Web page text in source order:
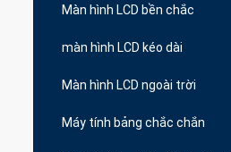
Màn hình LCD bền chắc
màn hình LCD kéo dài
Màn hình LCD ngoài trời
Máy tính bảng chắc chắn